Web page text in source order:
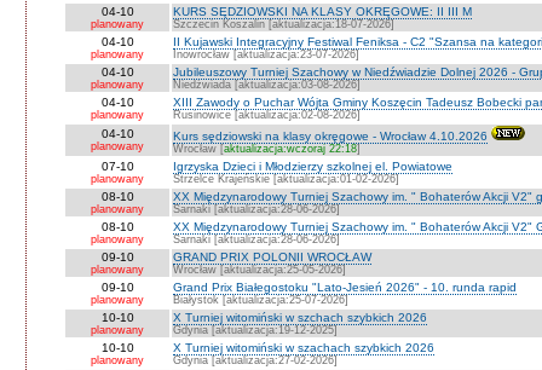
04-10
planowany
KURS SĘDZIOWSKI NA KLASY OKRĘGOWE: II III M
Szczecin Koszalin [aktualizacja:18-07-2026]
04-10
planowany
II Kujawski Integracyjny Festiwal Feniksa - C2 "Szansa na
Inowrocław [aktualizacja:23-07-2026]
04-10
planowany
Jubileuszowy Turniej Szachowy w Niedźwiadzie Dolnej 2026 -
Niedżwiada [aktualizacja:03-08-2026]
04-10
planowany
XIII Zawody o Puchar Wójta Gminy Koszęcin Tadeusz Bobecki
Rusinowice [aktualizacja:02-08-2026]
04-10
planowany
Kurs sędziowski na klasy okręgowe - Wrocław 4.10.2026
Wrocław [aktualizacja:wczoraj 22:18]
07-10
planowany
Igrzyska Dzieci i Młodzierzy szkolnej el. Powiatowe
Strzelce Krajeńskie [aktualizacja:01-02-2026]
08-10
planowany
XX Międzynarodowy Turniej Szachowy im. " Bohaterów Akcji V2"
Sarnaki [aktualizacja:28-06-2026]
08-10
planowany
XX Międzynarodowy Turniej Szachowy im. " Bohaterów Akcji V2"
Sarnaki [aktualizacja:28-06-2026]
09-10
planowany
GRAND PRIX POLONII WROCŁAW
Wrocław [aktualizacja:25-05-2026]
09-10
planowany
Grand Prix Białegostoku "Lato-Jesień 2026" - 10. runda rapid
Białystok [aktualizacja:25-07-2026]
10-10
planowany
X Turniej witomiński w szchach szybkich 2026
Gdynia [aktualizacja:19-12-2025]
10-10
planowany
X Turniej witomiński w szachach szybkich 2026
Gdynia [aktualizacja:27-02-2026]